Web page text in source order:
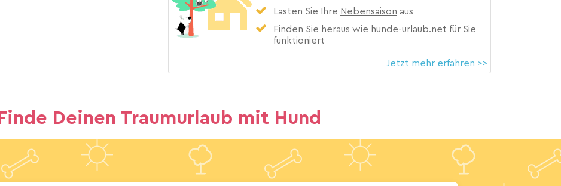
Lasten Sie Ihre Nebensaison aus
Finden Sie heraus wie hunde-urlaub.net für Sie
funktioniert
Jetzt mehr erfahren >>
Finde Deinen Traumurlaub mit Hund